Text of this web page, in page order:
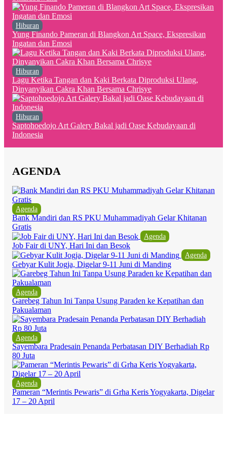
Hiburan
Yung Finando Pameran di Blangkon Art Space, Ekspresikan
Ingatan dan Emosi
Hiburan
Lagu Ketika Tangan dan Kaki Berkata Diproduksi Ulang,
Dinyanyikan Cakra Khan Bersama Chrisye
Hiburan
Saptohoedojo Art Galery Bakal jadi Oase Kebudayaan di
Indonesia
AGENDA
Agenda
Bank Mandiri dan RS PKU Muhammadiyah Gelar Khitanan
Gratis
Agenda
Job Fair di UNY, Hari Ini dan Besok
Agenda
Gebyar Kulit Jogja, Digelar 9-11 Juni di Manding
Agenda
Garebeg Tahun Ini Tanpa Usung Paraden ke Kepatihan dan
Pakualaman
Agenda
Sayembara Pradesain Penanda Perbatasan DIY Berhadiah Rp
80 Juta
Agenda
Pameran “Merintis Pewaris” di Grha Keris Yogyakarta, Digelar
17 – 20 April